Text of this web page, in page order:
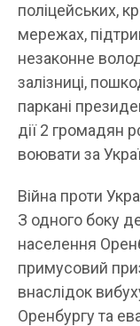
поліцейських,
мережах,
незаконне
залізниці,
паркані
дії 2 громадян
воювати за
Війна проти
З одного боку
населення
примусовий
внаслідок
Оренбургу та